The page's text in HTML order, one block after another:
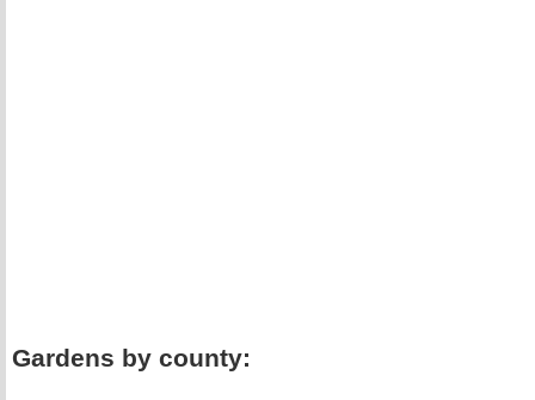
Gardens by county: